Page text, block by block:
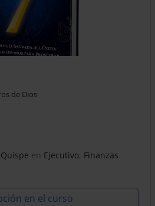
de Dios
en Ejecutivo, Finanzas
en el curso